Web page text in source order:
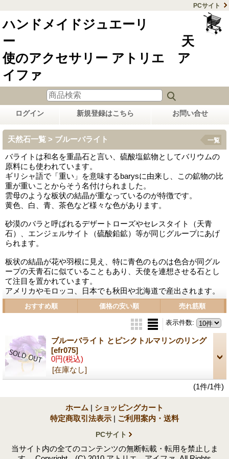
PCサイト
ハンドメイドジュエーリ
ー 天
使のアクセサリー アトリエ ア
イファ
ログイン 新規登録はこちら お問い合せ
天然石一覧 > ブルーバライト
バライトは和名を重晶石と言い、硫酸塩鉱物としてバリウムの
原料にも使われています。
ギリシャ語で「重い」を意味するbarysに由来し、この鉱物の比
重が重いことからそう名付けられました。
雲母のような板状の結晶が重なっているのが特徴です。
黄色、白、青、茶色など様々な色があります。
砂漠のバラと呼ばれるデザートローズやセレスタイト（天青
石）、エンジェルサイト（硫酸鉛鉱）等が同じグループにあげ
られます。
板状の結晶が花や羽根に見え、特に青色のものは色合が同グル
ープの天青石に似ていることもあり、天使を連想させる石とし
て注目を置かれています。
アメリカやモロッコ、日本でも秋田や北海道で産出されます。
一覧
おすすめ順 価格の安い順 売れ筋順
表示件数:
ブルーバライト とピンクトルマリンのリング
[efr075]
0円(税込)
[在庫なし]
(1件/1件)
ホーム | ショッピングカート
特定商取引法表示 | ご利用案内・送料
PCサイト
当サイト内の全てのコンテンツの無断転載・転用を禁止しま